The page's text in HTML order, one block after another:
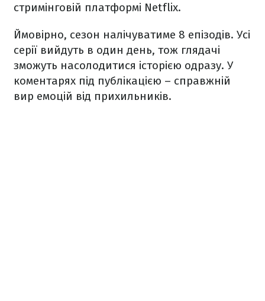
стримінговій платформі Netflix.
Ймовірно, сезон налічуватиме 8 епізодів. Усі
серії вийдуть в один день, тож глядачі
зможуть насолодитися історією одразу. У
коментарях під публікацією – справжній
вир емоцій від прихильників.